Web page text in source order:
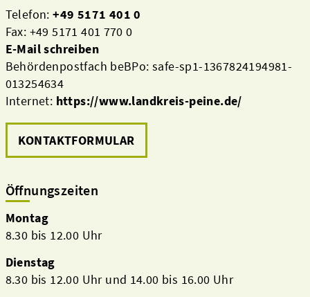
Telefon:+49 5171 401 0
Fax: +49 5171 401 770 0
E-Mail schreiben
Behördenpostfach beBPo: safe-sp1-1367824194981-
013254634
Internet: https://www.landkreis-peine.de/
KONTAKTFORMULAR
Öffnungszeiten
Montag
8.30 bis 12.00 Uhr
Dienstag
8.30 bis 12.00 Uhr und 14.00 bis 16.00 Uhr